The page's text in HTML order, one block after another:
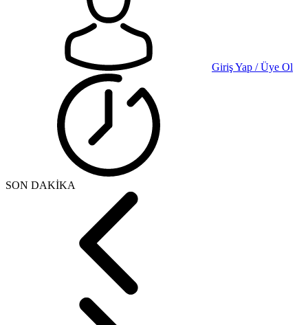
Giriş Yap / Üye Ol
SON DAKİKA